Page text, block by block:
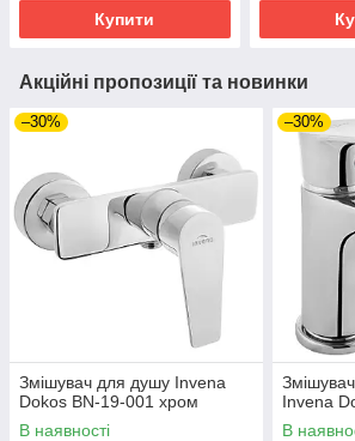
Купити
Акційні пропозиції та новинки
–30%
Змішувач для душу Invena
Dokos BN-19-001 хром
В наявності
–30%
Invena
В